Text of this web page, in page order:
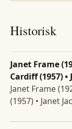
Historisk
Janet Frame
Cardiff (1957) •
Janet Frame
(1957) • Janet